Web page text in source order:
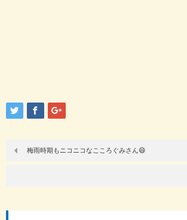
梅雨時期もニコニコなこころぐみさん😄